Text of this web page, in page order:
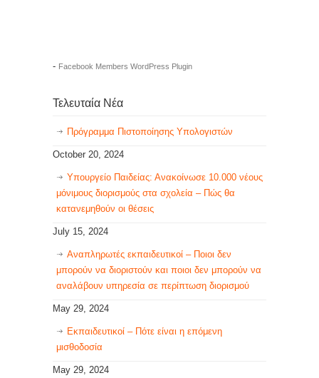
- Facebook Members WordPress Plugin
Τελευταία Νέα
Πρόγραμμα Πιστοποίησης Υπολογιστών
October 20, 2024
Υπουργείο Παιδείας: Ανακοίνωσε 10.000 νέους
μόνιμους διορισμούς στα σχολεία – Πώς θα
κατανεμηθούν οι θέσεις
July 15, 2024
Αναπληρωτές εκπαιδευτικοί – Ποιοι δεν
μπορούν να διοριστούν και ποιοι δεν μπορούν να
αναλάβουν υπηρεσία σε περίπτωση διορισμού
May 29, 2024
Εκπαιδευτικοί – Πότε είναι η επόμενη
μισθοδοσία
May 29, 2024